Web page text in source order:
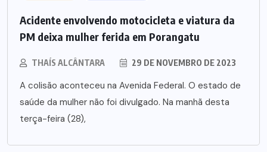
Acidente envolvendo motocicleta e viatura da
PM deixa mulher ferida em Porangatu
THAÍS ALCÂNTARA 29 DE NOVEMBRO DE 2023
A colisão aconteceu na Avenida Federal. O estado de
saúde da mulher não foi divulgado. Na manhã desta
terça-feira (28),